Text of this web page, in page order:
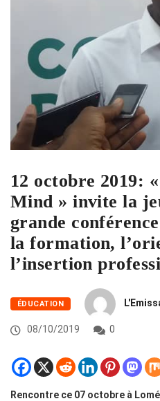
12 octobre 2019:
Mind » invite la
grande
la formation,
l’insertion
ÉDUCATION
08/10/2019 0
Rencontre ce 07 octobre à